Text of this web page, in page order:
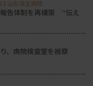
山形済生病院
告体制を再構築 “伝え
、病院検査室を視察